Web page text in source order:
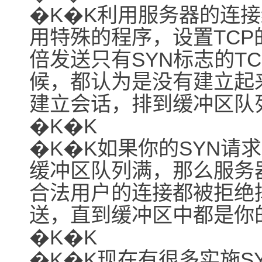
�K�K利用服务器的连接
用特殊的程序，设置
倍发送只有SYN标志的
候，都认为是没有建立
建立会话，排到缓冲区队
�K�K
�K�K如果你的SYN请求
缓冲区队列满，那么服
合法用户的连接都被拒
送，直到缓冲区中都是
�K�K